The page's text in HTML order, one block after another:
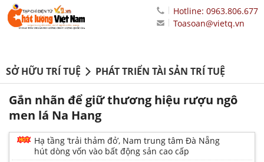
Hotline: 0963.806.677
Toasoan@vietq.vn
SỞ HỮU TRÍ TUỆ PHÁT TRIỂN TÀI SẢN TRÍ TUỆ
Gắn nhãn để giữ thương hiệu rượu ngô
men lá Na Hang
Hạ tầng ‘trải thảm đỏ’, Nam trung tâm Đà Nẵng
hút dòng vốn vào bất động sản cao cấp